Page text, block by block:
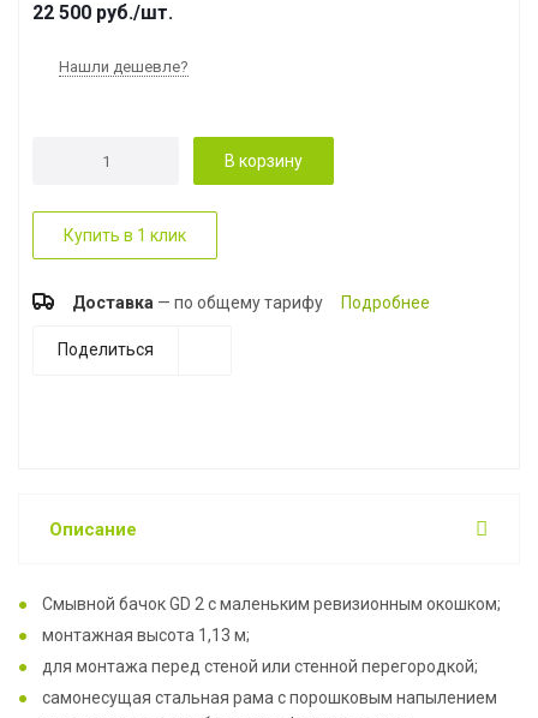
22 500 руб./шт.
Нашли дешевле?
В корзину
Купить в 1 клик
Доставка — по общему тарифу Подробнее
Поделиться
Описание
Смывной бачок GD 2 с маленьким ревизионным окошком;
монтажная высота 1,13 м;
для монтажа перед стеной или стенной перегородкой;
самонесущая стальная рама с порошковым напылением